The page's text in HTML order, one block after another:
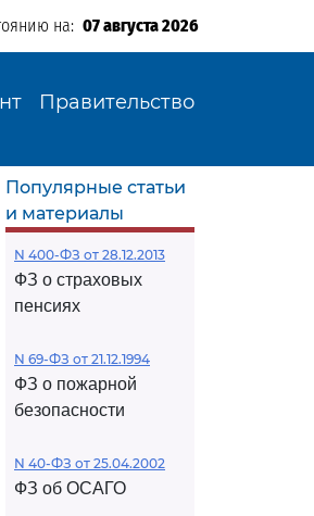
на: 07 августа 2026
Правительство
Популярные статьи
и материалы
N 400-ФЗ от 28.12.2013
ФЗ о страховых
пенсиях
N 69-ФЗ от 21.12.1994
ФЗ о пожарной
безопасности
N 40-ФЗ от 25.04.2002
ФЗ об ОСАГО